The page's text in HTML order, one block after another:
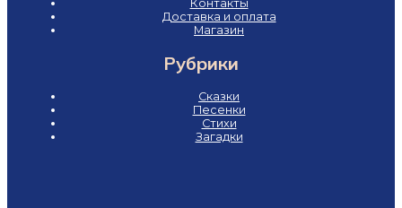
Контакты
Доставка и оплата
Магазин
Рубрики
Сказки
Песенки
Стихи
Загадки